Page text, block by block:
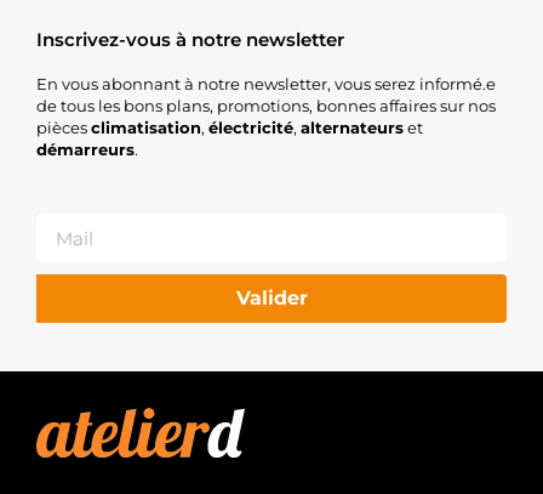
Inscrivez-vous à notre newsletter
En vous abonnant à notre newsletter, vous serez informé.e
de tous les bons plans, promotions, bonnes affaires sur nos
piècesclimatisation, électricité, alternateurset
démarreurs.
Valider